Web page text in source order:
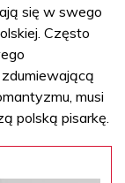
się w swego
Często
zdumiewającą
musi
polską pisarkę.